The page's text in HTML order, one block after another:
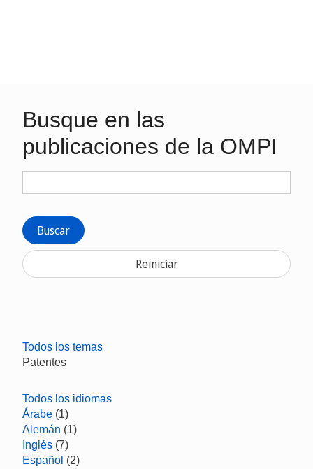
Busque en las
publicaciones de la OMPI
Buscar
Reiniciar
Todos los temas
Patentes
Todos los idiomas
Árabe (1)
Alemán (1)
Inglés (7)
Español (2)